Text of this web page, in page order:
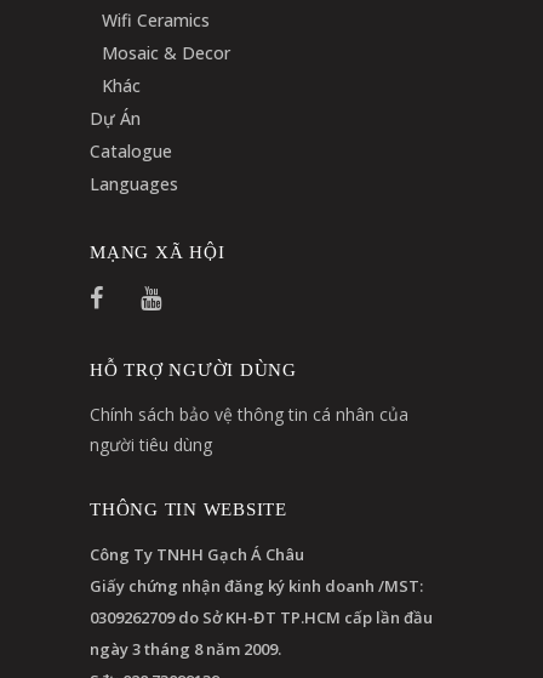
Wifi Ceramics
Mosaic & Decor
Khác
Dự Án
Catalogue
Languages
MẠNG XÃ HỘI
HỖ TRỢ NGƯỜI DÙNG
Chính sách bảo vệ thông tin cá nhân của
người tiêu dùng
THÔNG TIN WEBSITE
Công Ty TNHH Gạch Á Châu
Giấy chứng nhận đăng ký kinh doanh /MST:
0309262709 do Sở KH-ĐT TP.HCM cấp lần đầu
ngày 3 tháng 8 năm 2009.